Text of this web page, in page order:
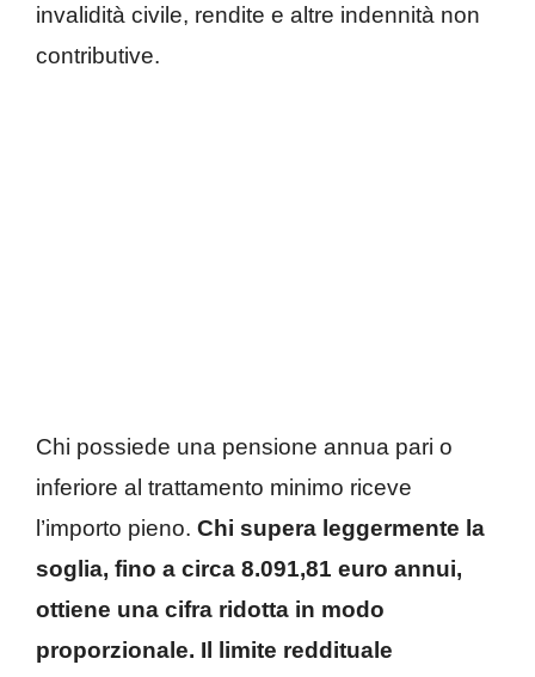
invalidità civile, rendite e altre indennità non
contributive.
Chi possiede una pensione annua pari o
inferiore al trattamento minimo riceve
l’importo pieno. Chi supera leggermente la
soglia, fino a circa 8.091,81 euro annui,
ottiene una cifra ridotta in modo
proporzionale. Il limite reddituale